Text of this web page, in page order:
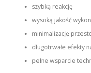
szybką reakcję
wysoką jakość
minimalizację
długotrwałe efekty
pełne wsparcie